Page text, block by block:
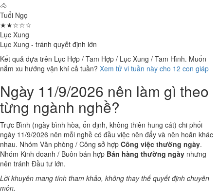
🐴
Tuổi Ngọ
★★☆☆☆
Lục Xung
Lục Xung - tránh quyết định lớn
Kết quả dựa trên Lục Hợp / Tam Hợp / Lục Xung / Tam Hình. Muốn
nắm xu hướng vận khí cả tuần? Xem tử vi tuần này cho 12 con giáp
Ngày 11/9/2026 nên làm gì theo
từng ngành nghề?
Trực Bình (ngày bình hòa, ổn định, không thiên hung cát) chi phối
ngày 11/9/2026 nên mỗi nghề có đầu việc nên đẩy và nên hoãn khác
nhau. Nhóm Văn phòng / Công sở hợp Công việc thường ngày.
Nhóm Kinh doanh / Buôn bán hợp Bán hàng thường ngày nhưng
nên tránh Đầu tư lớn.
Lời khuyên mang tính tham khảo, không thay thế quyết định chuyên
môn.